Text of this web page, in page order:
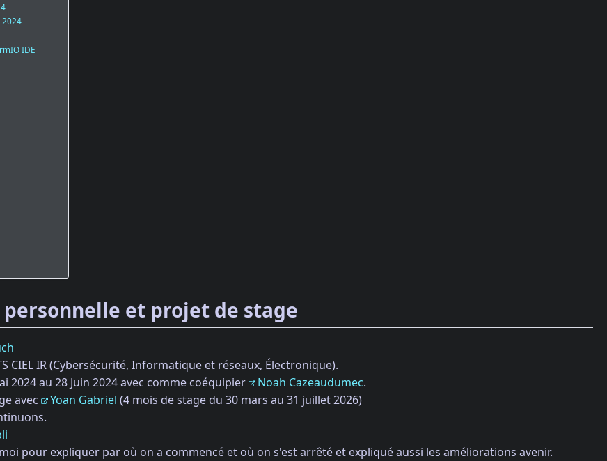
2024
IDE
et projet de stage
CIEL IR (Cybersécurité, Informatique et réseaux, Électronique).
2024 au 28 Juin 2024 avec comme coéquipier
Noah Cazeaudumec.
avec Yoan Gabriel (4 mois de stage du 30 mars au 31 juillet 2026)
pour expliquer par où on a commencé et où on s'est arrêté et expliqué aussi les améliorations avenir.